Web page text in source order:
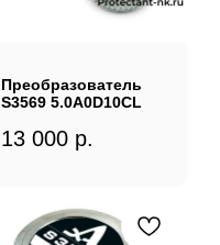
Преобразователь
S3569 5.0A0D10CL
13 000 р.